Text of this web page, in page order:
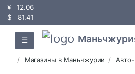
¥
12.06
$
81.41
☰
Магазины в Маньчжурии